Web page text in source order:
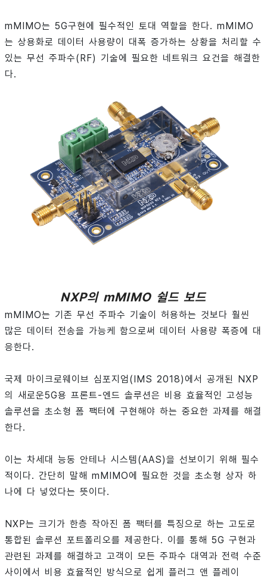
mMIMO는 5G구현에 필수적인 토대 역할을 한다. mMIMO
는 상용화로 데이터 사용량이 대폭 증가하는 상황을 처리할 수
있는 무선 주파수(RF) 기술에 필요한 네트워크 요건을 해결한
다.
NXP의 mMIMO 쉴드 보드
mMIMO는 기존 무선 주파수 기술이 허용하는 것보다 훨씬
많은 데이터 전송을 가능케 함으로써 데이터 사용량 폭증에 대
응한다.
국제 마이크로웨이브 심포지엄(IMS 2018)에서 공개된 NXP
의 새로운5G용 프론트-엔드 솔루션은 비용 효율적인 고성능
솔루션을 초소형 폼 팩터에 구현해야 하는 중요한 과제를 해결
한다.
이는 차세대 능동 안테나 시스템(AAS)을 선보이기 위해 필수
적이다. 간단히 말해 mMIMO에 필요한 것을 초소형 상자 하
나에 다 넣었다는 뜻이다.
NXP는 크기가 한층 작아진 폼 팩터를 특징으로 하는 고도로
통합된 솔루션 포트폴리오를 제공한다. 이를 통해 5G 구현과
관련된 과제를 해결하고 고객이 모든 주파수 대역과 전력 수준
사이에서 비용 효율적인 방식으로 쉽게 플러그 앤 플레이